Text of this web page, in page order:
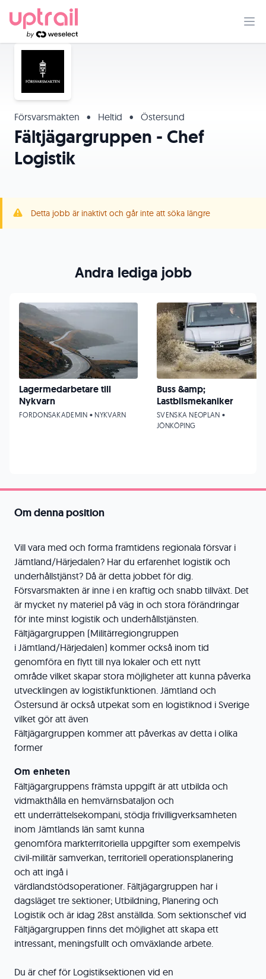
Försvarsmakten • Heltid • Östersund
Fältjägargruppen - Chef
Logistik
Detta jobb är inaktivt och går inte att söka längre
Om denna position
Vill vara med och forma framtidens regionala försvar i
Jämtland/Härjedalen? Har du erfarenhet logistik och
underhållstjänst? Då är detta jobbet för dig.
Försvarsmakten är inne i en kraftig och snabb tillväxt. Det
är mycket ny materiel på väg in och stora förändringar
för inte minst logistik och underhållstjänsten.
Fältjägargruppen (Militärregiongruppen
i Jämtland/Härjedalen) kommer också inom tid
genomföra en flytt till nya lokaler och ett nytt
område vilket skapar stora möjligheter att kunna påverka
utvecklingen av logistikfunktionen. Jämtland och
Östersund är också utpekat som en logistiknod i Sverige
vilket gör att även
Fältjägargruppen kommer att påverkas av detta i olika
former
Om enheten
Fältjägargruppens främsta uppgift är att utbilda och
vidmakthålla en hemvärnsbataljon och
ett underrättelsekompani, stödja frivilligverksamheten
inom Jämtlands län samt kunna
genomföra markterritoriella uppgifter som exempelvis
civil-militär samverkan, territoriell operationsplanering
och att ingå i
värdlandstödsoperationer. Fältjägargruppen har i
dagsläget tre sektioner; Utbildning, Planering och
Logistik och är idag 28st anställda. Som sektionschef vid
Fältjägargruppen finns det möjlighet att skapa ett
intressant, meningsfullt och omväxlande arbete.
Du är chef för Logistiksektionen vid en
Andra lediga jobb
Lagermedarbetare till
Nykvarn
FORDONSAKADEMIN • NYKVARN
Buss &amp;
Lastbilsmekaniker
SVENSKA NEOPLAN •
JÖNKÖPING